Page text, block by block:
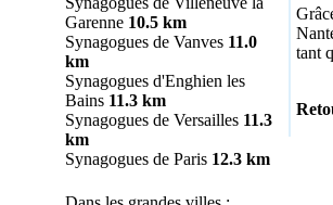
Garenne 10.5 km
Synagogues de Vanves 11.0
km
Synagogues d'Enghien les
Bains 11.3 km
Synagogues de Versailles 11.3
km
Synagogues de Paris 12.3 km
tant